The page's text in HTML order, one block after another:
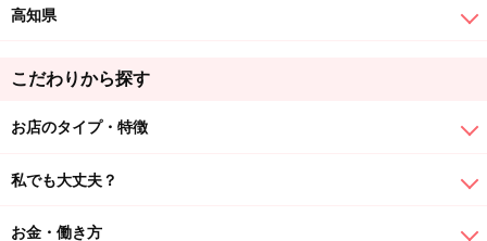
高知県
こだわりから探す
お店のタイプ・特徴
私でも大丈夫？
お金・働き方